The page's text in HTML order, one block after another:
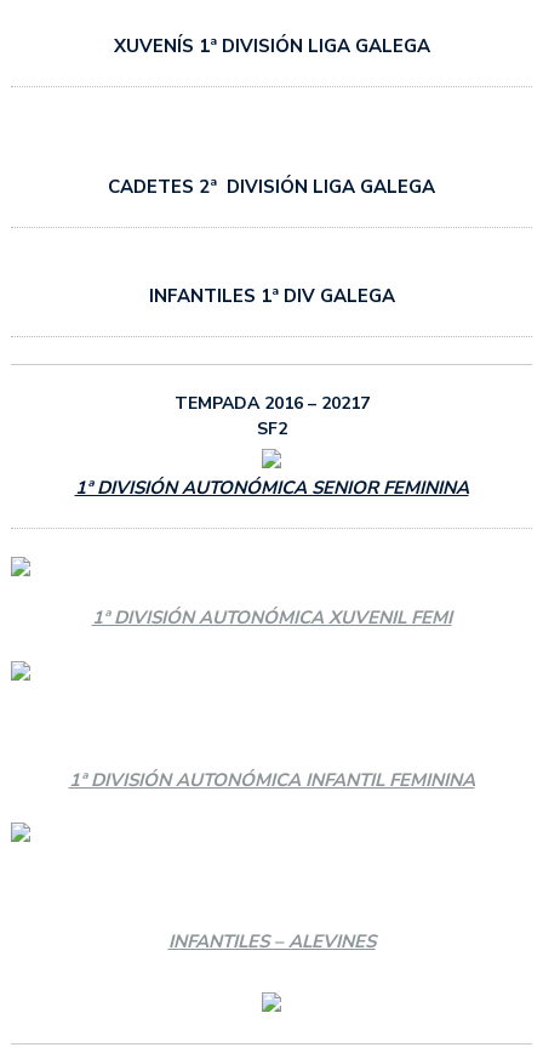
XUVENÍS 1ª DIVISIÓN LIGA GALEGA
CADETES 2ª DIVISIÓN LIGA GALEGA
INFANTILES 1ª DIV GALEGA
TEMPADA 2016 – 20217
SF2
1ª DIVISIÓN AUTONÓMICA SENIOR FEMININA
1ª DIVISIÓN AUTONÓMICA XUVENIL FEMI
1ª DIVISIÓN AUTONÓMICA INFANTIL FEMININA
INFANTILES – ALEVINES